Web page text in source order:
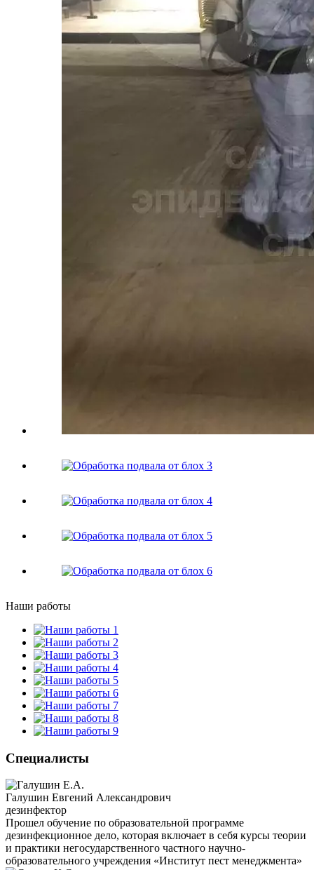
Наши работы
Специалисты
Галушин Евгений Александрович
дезинфектор
Прошел обучение по образовательной программе
дезинфекционное дело, которая включает в себя курсы теории
и практики негосударственного частного научно-
образовательного учреждения «Институт пест менеджмента»